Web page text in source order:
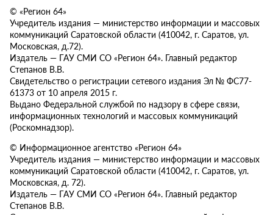
© «Регион 64»
Учредитель издания — министерство информации и массовых
коммуникаций Саратовской области (410042, г. Саратов, ул.
Московская, д.72).
Издатель — ГАУ СМИ СО «Регион 64». Главный редактор
Степанов В.В.
Свидетельство о регистрации сетевого издания Эл № ФС77-
61373 от 10 апреля 2015 г.
Выдано Федеральной службой по надзору в сфере связи,
информационных технологий и массовых коммуникаций
(Роскомнадзор).
© Информационное агентство «Регион 64»
Учредитель издания — министерство информации и массовых
коммуникаций Саратовской области (410042, г. Саратов, ул.
Московская, д. 72).
Издатель — ГАУ СМИ СО «Регион 64». Главный редактор
Степанов В.В.